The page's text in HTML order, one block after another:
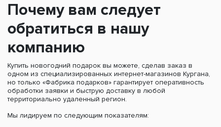
Почему вам следует
обратиться в нашу
компанию
Купить новогодний подарок вы можете, сделав заказ в
одном из специализированных интернет-магазинов Кургана,
но только «Фабрика подарков» гарантирует оперативность
обработки заявки и быструю доставку в любой
территориально удаленный регион.
Мы лидируем по следующим показателям: